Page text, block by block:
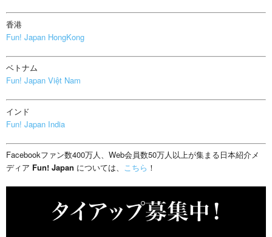
香港
Fun! Japan HongKong
ベトナム
Fun! Japan Việt Nam
インド
Fun! Japan India
Facebookファン数400万人、Web会員数50万人以上が集まる日本紹介メ
ディア Fun! Japan については、 こちら ！